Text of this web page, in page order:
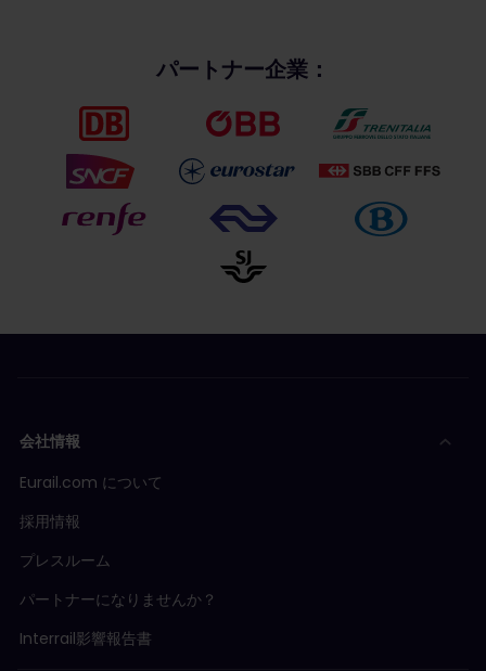
パートナー企業：
会社情報
Eurail.com について
採用情報
プレスルーム
パートナーになりませんか？
Interrail影響報告書